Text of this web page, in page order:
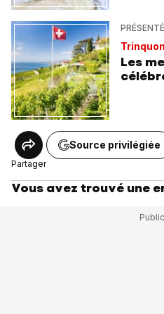
Les
Partager
Source privilégiée
Vous avez trouvé une